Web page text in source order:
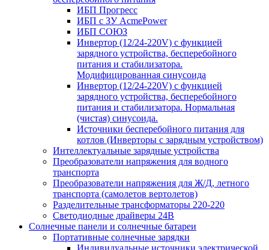
ИБП Прогресс
ИБП с ЗУ AcmePower
ИБП СОЮЗ
Инвертор (12/24-220V) с функцией
зарядного устройства, бесперебойного
питания и стабилизатора.
Модифицированная синусоида
Инвертор (12/24-220V) с функцией
зарядного устройства, бесперебойного
питания и стабилизатора. Нормальная
(чистая) синусоида.
Источники бесперебойного питания для
котлов (Инверторы с зарядным устройством)
Интеллектуальные зарядные устройства
Преобразователи напряжения для водного
транспорта
Преобразователи напряжения для Ж/Д, летного
транспорта (самолетов вертолетов)
Разделительные трансформаторы 220-220
Светодиодные драйверы 24В
Солнечные панели и солнечные батареи
Портативные солнечные зарядки
Индивидуальные источники электрической